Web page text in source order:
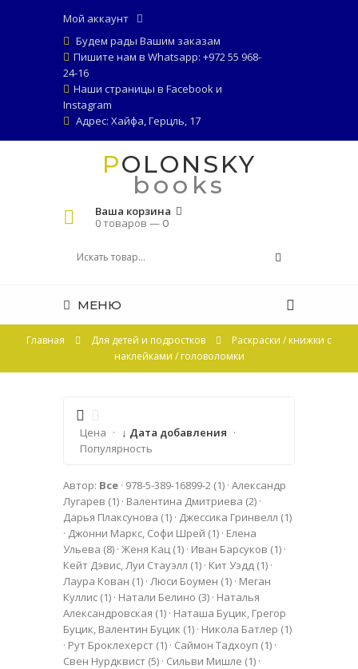
Мой аккаунт
Будем рады Вашим заказам
Пишите нам в Whatsapp: +972 55 968-
24-16
Наши страницы в Facebookи
Instagram
Адрес: Хайфа, Герцль, 17
POLONSKY
books
Ваша корзина
0 товаров —0
МЕНЮ
Главная Для детей и подростков
Раскраски / книжки с
наклейками / головоломки
Цена · ↓ Дата добавления ·
Популярность
Автор: Все · 978-5-389-16899-2 (1) · Александр
Лугарев (1) · Валентина Дмитриева (2) ·
Дарья Плаксунова (1) · Джессика Гринвелл (1)
· Джонни Маркс, Софи Шрей (1) · Елена
Ульева (8) · Женя Кац (1) · Иван Барсуков (1) ·
Кейт Дэвис, Луи Стауэлл (1) · Кит Уэдд (1) ·
Лаура Кован (1) · Люси Боумен (1) · Меган
Куллис (1) · Натали Белино (3) · Наталья
Александровская (1) · Наташа Буцик, Грегор
Буцик, Валентин Буцик (1) · Никола Батлер (1)
· Рут Броклехерст (1) · Саймон Тадхоуп (1) ·
Свен Нурдквист (5) · Сильви Мишле (1) ·